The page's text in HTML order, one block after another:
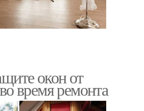
окон от
время ремонта